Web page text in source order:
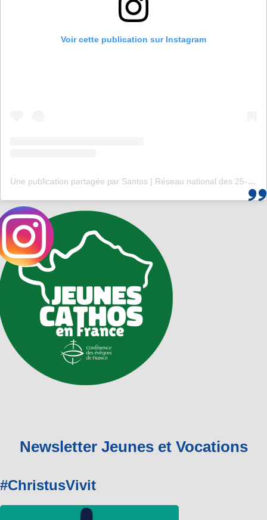
Voir cette publication sur Instagram
Une publication partagée par Santos | Réseau national des 25-35 (@santos_cef)
Newsletter Jeunes et Vocations
#ChristusVivit